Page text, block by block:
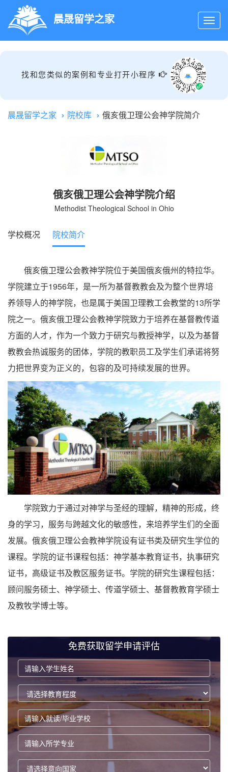
晨晟留学之家
找和您类似的案例和专业打开小程序
晨晟留学之家 院校库 俄亥俄卫理公会神学院简介
俄亥俄卫理公会神学院介绍
Methodist Theological School in Ohio
学校概况 院校简介
俄亥俄卫理公会教神学院位于美国俄亥俄州的特拉华。
学院建立于1956年，是一所为基督教教会及为整个世界培
养领导人的神学院，也是属于美国卫理教工会教堂的13所学
院之一。俄亥俄卫理公会教神学院致力于培养在基督教传道
方面的人才，作为一个致力于研究与教授神学，以及为基督
教教会热诚服务的团体，学院的教职员工及学生们承诺将努
力把世界变为正义的，包容的及可持续发展的世界。
学院致力于通过对神学与圣经的理解，精神的形成，终
身的学习，服务与跨越文化的敏感性，来培养学生们的全面
发展。俄亥俄卫理公会教神学院设有证书类及研究生学位的
课程。学院的证书课程包括：神学基本教育证书，执事研究
证书，高级证书及教区服务证书。学院的研究生课程包括：
顾问服务硕士、神学硕士、传道学硕士、基督教教育学硕士
及教牧学博士等。
免费获取留学申请评估